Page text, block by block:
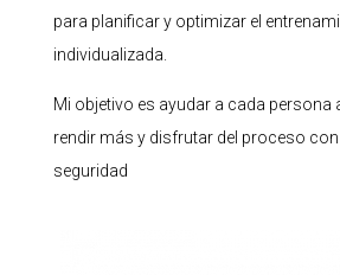
para planificar y optimizar el
individualizada.
Mi objetivo es ayudar a cada persona
rendir más y disfrutar del proceso
seguridad